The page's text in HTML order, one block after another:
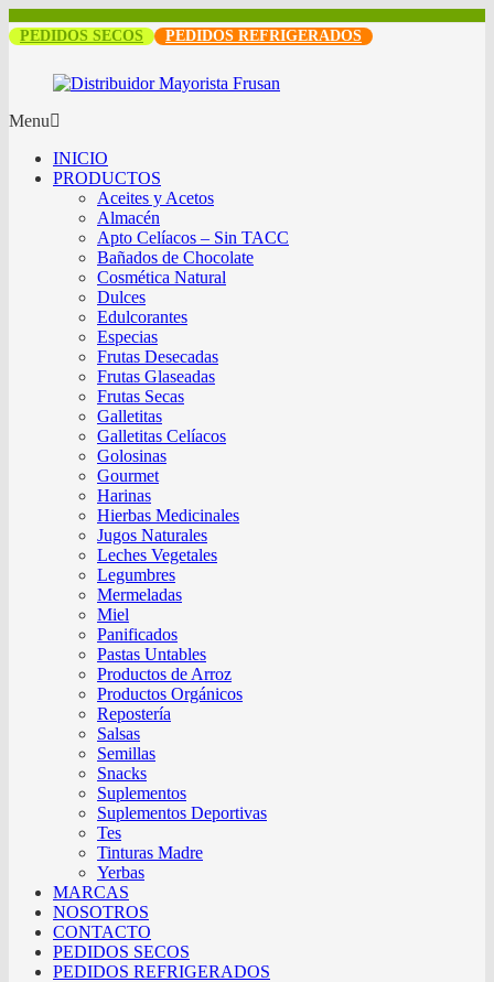
PEDIDOS SECOS PEDIDOS REFRIGERADOS
Menu
INICIO
PRODUCTOS
Aceites y Acetos
Almacén
Apto Celíacos – Sin TACC
Bañados de Chocolate
Cosmética Natural
Dulces
Edulcorantes
Especias
Frutas Desecadas
Frutas Glaseadas
Frutas Secas
Galletitas
Galletitas Celíacos
Golosinas
Gourmet
Harinas
Hierbas Medicinales
Jugos Naturales
Leches Vegetales
Legumbres
Mermeladas
Miel
Panificados
Pastas Untables
Productos de Arroz
Productos Orgánicos
Repostería
Salsas
Semillas
Snacks
Suplementos
Suplementos Deportivas
Tes
Tinturas Madre
Yerbas
MARCAS
NOSOTROS
CONTACTO
PEDIDOS SECOS
PEDIDOS REFRIGERADOS